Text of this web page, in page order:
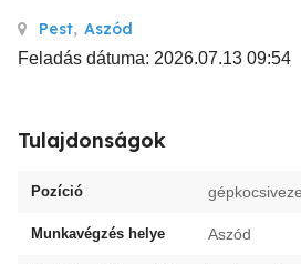
Pest, Aszód
Feladás dátuma: 2026.07.13 09:54
Tulajdonságok
Pozíció
Munkavégzés helye Aszód